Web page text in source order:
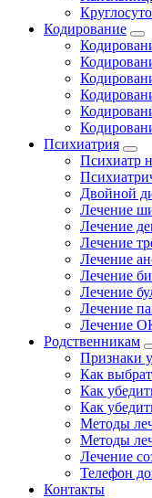
Кодирование
Психиатрия
Психиатр
Двойной
Лечение
Лечение
Лечение
Лечение
Лечение
Лечение
Лечение
Лечение
Родственникам
Признаки
Как
Как
Как
Методы
Методы
Лечение
Телефон
Контакты